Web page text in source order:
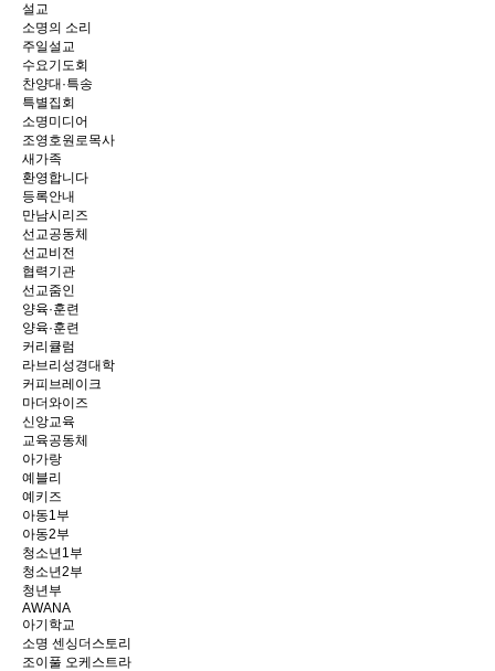
설교
소명의 소리
주일설교
수요기도회
찬양대·특송
특별집회
소명미디어
조영호원로목사
새가족
환영합니다
등록안내
만남시리즈
선교공동체
선교비전
협력기관
선교줌인
양육·훈련
양육·훈련
커리큘럼
라브리성경대학
커피브레이크
마더와이즈
신앙교육
교육공동체
아가랑
예블리
예키즈
아동1부
아동2부
청소년1부
청소년2부
청년부
AWANA
아기학교
소명 센싱더스토리
조이풀 오케스트라